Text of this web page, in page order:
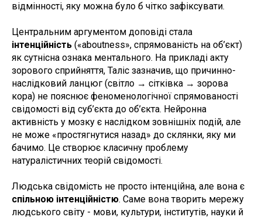
відмінності, яку можна було б чітко зафіксувати.
Центральним аргументом доповіді стала
інтенційність («aboutness», спрямованість на об’єкт)
як сутнісна ознака ментального. На прикладі акту
зорового сприйняття, Таліс зазначив, що причинно-
наслідковий ланцюг (світло → сітківка → зорова
кора) не пояснює феноменологічної спрямованості
свідомості від суб’єкта до об’єкта. Нейронна
активність у мозку є наслідком зовнішніх подій, але
не може «простягнутися назад» до склянки, яку ми
бачимо. Це створює класичну проблему
натуралістичних теорій свідомості.
Людська свідомість не просто інтенційна, але вона є
спільною інтенційністю. Саме вона творить мережу
людського світу - мови, культури, інститутів, науки й